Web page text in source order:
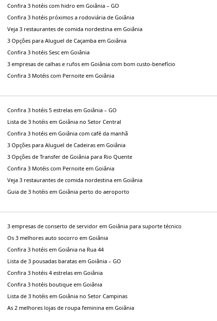
Confira 3 hotéis com hidro em Goiânia – GO
Confira 3 hotéis próximos a rodoviária de Goiânia
Veja 3 restaurantes de comida nordestina em Goiânia
3 Opções para Aluguel de Caçamba em Goiânia
Confira 3 hotéis Sesc em Goiânia
3 empresas de calhas e rufos em Goiânia com bom custo-benefício
Confira 3 Motéis com Pernoite em Goiânia
Confira 3 hotéis 5 estrelas em Goiânia – GO
Lista de 3 hotéis em Goiânia no Setor Central
Confira 3 hotéis em Goiânia com café da manhã
3 Opções para Aluguel de Cadeiras em Goiânia
3 Opções de Transfer de Goiânia para Rio Quente
Confira 3 Motéis com Pernoite em Goiânia
Veja 3 restaurantes de comida nordestina em Goiânia
Guia de 3 hotéis em Goiânia perto do aeroporto
3 empresas de conserto de servidor em Goiânia para suporte técnico
Os 3 melhores auto socorro em Goiânia
Confira 3 hotéis em Goiânia na Rua 44
Lista de 3 pousadas baratas em Goiânia – GO
Confira 3 hotéis 4 estrelas em Goiânia
Confira 3 hotéis boutique em Goiânia
Lista de 3 hotéis em Goiânia no Setor Campinas
As 2 melhores lojas de roupa feminina em Goiânia